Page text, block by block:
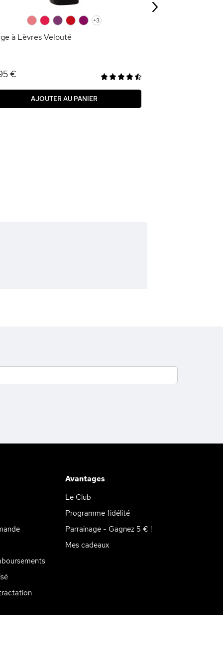
+3
à Lèvres Velouté
€
AJOUTER AU PANIER
Avantages
Le Club
Programme fidélité
Parrainage - Gagnez 5 € !
Mes cadeaux
Personnalisez vos préférences pour contrôler la manière